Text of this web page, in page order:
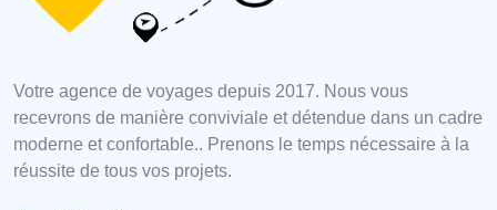
Votre agence de voyages depuis 2017. Nous vous
recevrons de manière conviviale et détendue dans un cadre
moderne et confortable.. Prenons le temps nécessaire à la
réussite de tous vos projets.